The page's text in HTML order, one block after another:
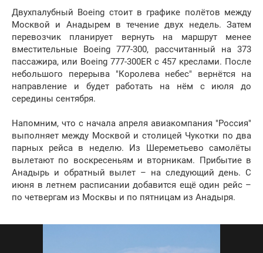
Двухпалубный Boeing стоит в графике полётов между
Москвой и Анадырем в течение двух недель. Затем
перевозчик планирует вернуть на маршрут менее
вместительные Boeing 777-300, рассчитанный на 373
пассажира, или Boeing 777-300ER с 457 креслами. После
небольшого перерыва "Королева небес" вернётся на
направление и будет работать на нём с июля до
середины сентября.
Напомним, что с начала апреля авиакомпания "Россия"
выполняет между Москвой и столицей Чукотки по два
парных рейса в неделю. Из Шереметьево самолёты
вылетают по воскресеньям и вторникам. Прибытие в
Анадырь и обратный вылет – на следующий день. С
июня в летнем расписании добавится ещё один рейс –
по четвергам из Москвы и по пятницам из Анадыря.